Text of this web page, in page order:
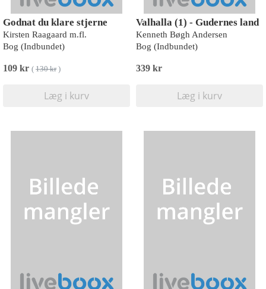
Godnat du klare stjerne
Kirsten Raagaard m.fl.
Bog (Indbundet)
109 kr ( 130 kr)
Læg i kurv
Valhalla (1) - Gudernes land
Kenneth Bøgh Andersen
Bog (Indbundet)
339 kr
Læg i kurv